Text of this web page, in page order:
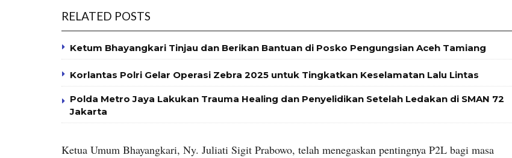
RELATED POSTS
Ketum Bhayangkari Tinjau dan Berikan Bantuan di Posko Pengungsian Aceh Tamiang
Korlantas Polri Gelar Operasi Zebra 2025 untuk Tingkatkan Keselamatan Lalu Lintas
Polda Metro Jaya Lakukan Trauma Healing dan Penyelidikan Setelah Ledakan di SMAN 72
Jakarta
Ketua Umum Bhayangkari, Ny. Juliati Sigit Prabowo, telah menegaskan pentingnya P2L bagi masa